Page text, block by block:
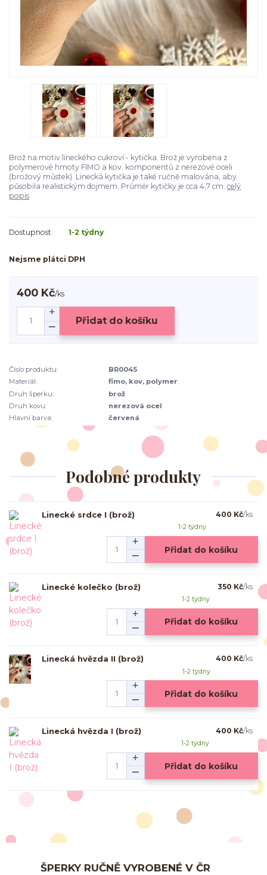
Brož na motiv lineckého cukroví - kytička. Brož je vyrobena z
polymerové hmoty FIMO a kov. komponentů z nerezové oceli
(brožový můstek). Linecká kytička je také ručně malována, aby
působila realistickým dojmem. Průměr kytičky je cca 4,7 cm. celý
popis
Dostupnost 1-2 týdny
Nejsme plátci DPH
400 Kč/ks
Přidat do košíku
Číslo produktu:
BR0045
Materiál:
fimo, kov, polymer
Druh šperku:
brož
Druh kovu:
nerezová ocel
Hlavní barva:
červená
Podobné produkty
Linecké srdce I (brož) 400 Kč/ks
1-2 týdny
Přidat do košíku
Linecké kolečko (brož) 350 Kč/ks
1-2 týdny
Přidat do košíku
Linecká hvězda II (brož) 400 Kč/ks
1-2 týdny
Přidat do košíku
Linecká hvězda I (brož) 400 Kč/ks
1-2 týdny
Přidat do košíku
ŠPERKY RUČNĚ VYROBENÉ V ČR